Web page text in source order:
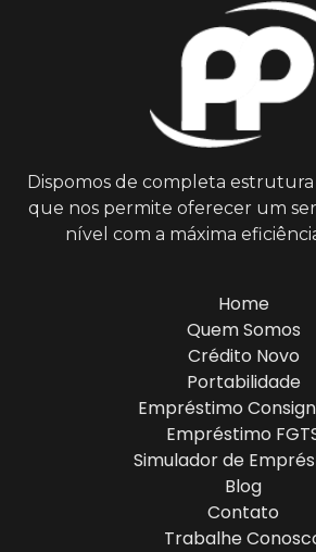
Dispomos de completa
que nos permite oferecer um
nível com a máxima
Home
Quem Somos
Crédito Novo
Portabilidade
Empréstimo
Empréstimo
Simulador de
Blog
Contato
Trabalhe